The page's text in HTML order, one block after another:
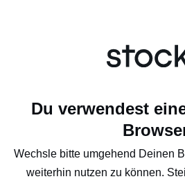
Du verwendest
Wechsle bitte umgehend Deinen
weiterhin nutzen zu können.